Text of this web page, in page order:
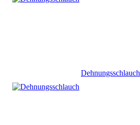
Dehnungsschlauch